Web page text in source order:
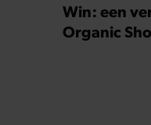
Win: een
Organic